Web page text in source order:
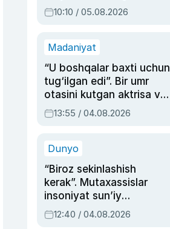
hukmi o‘qildi
10:10 / 05.08.2026
Madaniyat
“U boshqalar baxti uchun
tug‘ilgan edi”. Bir umr
otasini kutgan aktrisa va
dublyaj ustasi Rimma
Ahmedovaning
13:55 / 04.08.2026
Dunyo
“Biroz sekinlashish
kerak”. Mutaxassislar
insoniyat sun’iy
intellektni boshqara
olmay qolishidan xavotir
12:40 / 04.08.2026